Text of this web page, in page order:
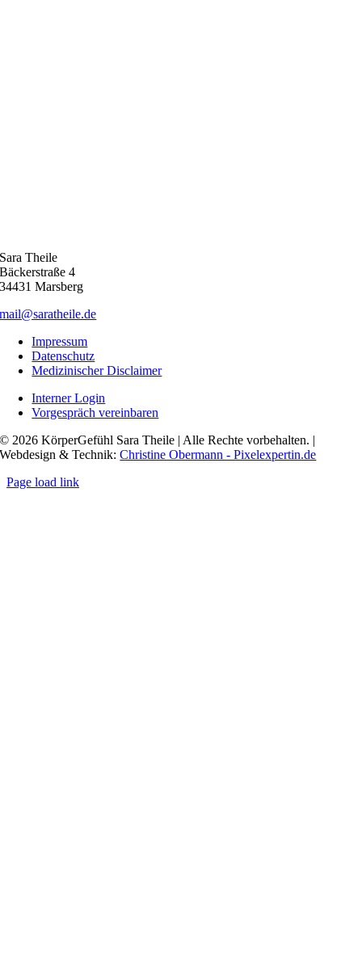
Sara Theile
Bäckerstraße 4
34431 Marsberg
mail@saratheile.de
Impressum
Datenschutz
Medizinischer Disclaimer
Interner Login
Vorgespräch vereinbaren
© 2026 KörperGefühl Sara Theile | Alle Rechte vorbehalten. |
Webdesign & Technik:Christine Obermann - Pixelexpertin.de
Page load link